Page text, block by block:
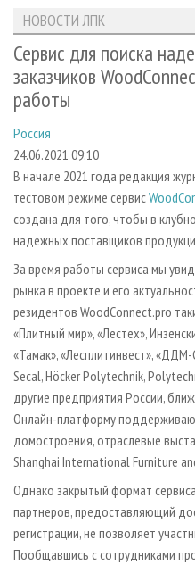
ЛЕСОЗАГОТОВКА
ЛЕСОПИЛЕНИЕ
ДЕРЕВООБРАБОТКА
СУШКА ДРЕВЕСИНЫ
ПРОИЗВОДСТВО
ДЕРЕВЯННОЕ
ПРОИЗВОДСТВО МЕБЕЛИ
БИОЭНЕРГЕТИКА
ЦБП
ИНСТРУМЕНТ И
НОВОСТИ ЛПК
НОВОСТИ ЖУРНАЛА
НОВОСТИ КОМПАНИЙ
ПРОЕКТЫ ЛПИ
АНАЛИТИКА
ПРЕДПРИЯТИЯ ЛПК
ЛЕСНЫЕ РЕГИОНЫ РОССИИ
ПЕРСОНЫ
МОБИЛЬНЫЕ ВЫСТАВКИ
ОФИЦИАЛЬНЫЕ ДЕЛЕГАЦИИ
ПРИОРИТЕТНЫЕ
RUSSIAN FORESTRY REVIEW
ГАЗЕТА ЛЕСПРОМФОРУМ
БИБЛИОТЕКА
АРХИВ ЖУРНАЛОВ
СТАТЬИ
О ЖУРНАЛЕ
ПОДПИСКА
КОНТАКТЫ
РЕКЛАМОДАТЕЛЯМ
РЕКЛАМА
РЕКЛАМА НА САЙТЕ
НОВОСТИ ЛПК
Сервис для поиска
заказчиков
работы
Россия
24.06.2021 09:10
В начале 2021 года редакция
тестовом режиме сервис
создана для того, чтобы в
надежных поставщиков
За время работы сервиса мы
рынка в проекте и его
резидентов WoodConnect.pro
«Плитный мир», «Лестех»,
«Тамак», «Лесплитинвест»,
Secal, Höcker Polytechnik,
другие предприятия России,
Онлайн-платформу
домостроения, отраслевые
Shanghai International Furniture
Однако закрытый формат
партнеров, предоставляющий
регистрации, не позволяет
Пообщавшись с сотрудниками